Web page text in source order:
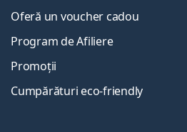
Oferă un voucher cadou
Program de Afiliere
Promoții
Cumpărături eco-friendly